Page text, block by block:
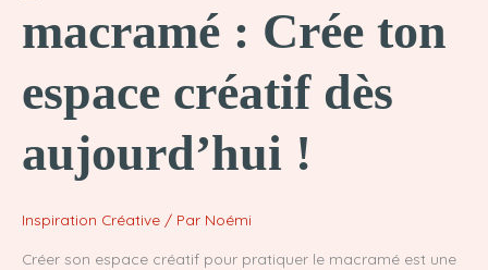
macramé : Crée ton
espace créatif dès
aujourd’hui !
Inspiration Créative / Par Noémi
Créer son espace créatif pour pratiquer le macramé est une